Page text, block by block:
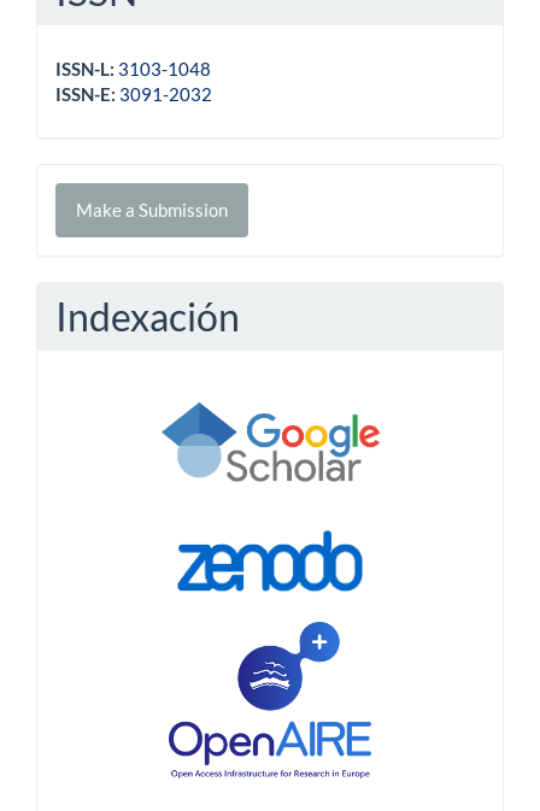
ISSN-L: 3103-1048
ISSN-E: 3091-2032
Make
Make a Submission
Indexación